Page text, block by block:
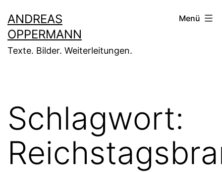
Inhalt
springen
ANDREAS
OPPERMANN
Texte. Bilder. Weiterleitungen.
Menü
Schlagwort: